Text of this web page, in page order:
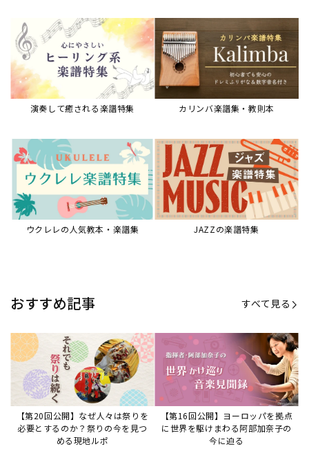
おすすめ記事 すべて見る
【第20回公開】なぜ人々は祭りを
必要とするのか？祭りの今を見つ
める現地ルポ
【第16回公開】ヨーロッパを拠点
に世界を駆けまわる阿部加奈子の
今に迫る
「できた！」があふれる！『生徒
指導の教科書』
イブ＆トークレポート